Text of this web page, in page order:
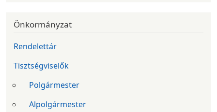
Önkormányzat
Rendelettár
Tisztségviselők
Polgármester
Alpolgármester